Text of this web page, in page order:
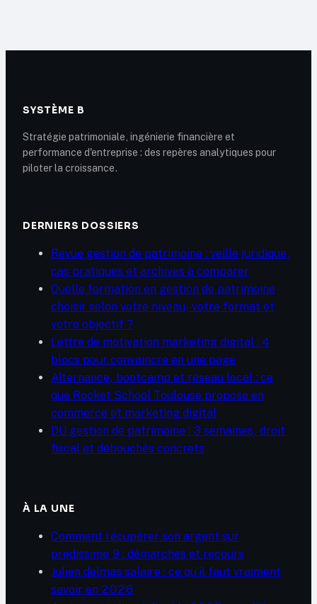
client
SYSTÈME B
Stratégie patrimoniale, ingénierie financière et
performance d'entreprise : des repères analytiques pour
piloter la croissance.
DERNIERS DOSSIERS
Revue gestion de patrimoine : veille juridique,
cas pratiques et archives à comparer
Quelle formation en gestion de patrimoine
choisir selon votre niveau, votre format et
votre objectif ?
Lettre de motivation marketing digital : 4
blocs pour convaincre en une page
Alternance, bootcamp et réseau local : ce
que Rocket School Toulouse propose en
commerce et marketing digital
DU gestion de patrimoine : 3 semaines, droit
fiscal et débouchés concrets
À LA UNE
Comment récupérer son argent sur
predissime 9 : démarches et recours
Julien delmas salaire : ce qu’il faut vraiment
savoir en 2026